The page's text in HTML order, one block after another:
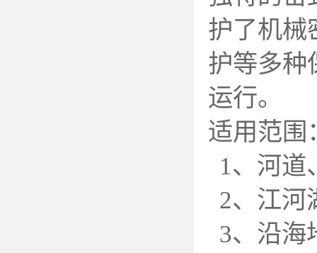
护了机械
护等多种
运行。
适用范围
1、河道
2、江河
3、沿海